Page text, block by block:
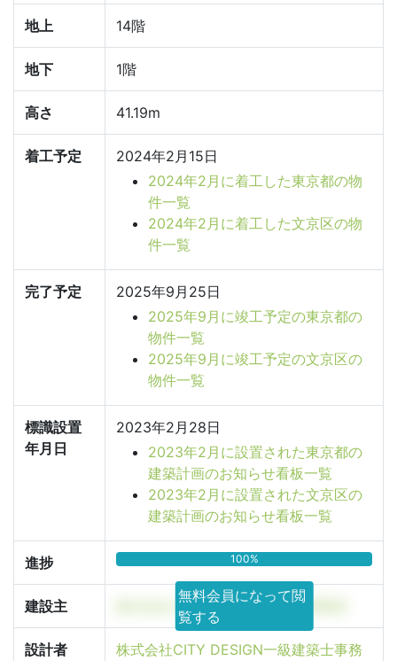
地上 14階
地下 1階
高さ 41.19m
着工予定
2024年2月15日
2024年2月に着工した東京都の物
件一覧
2024年2月に着工した文京区の物
件一覧
完了予定
2025年9月25日
2025年9月に竣工予定の東京都の
物件一覧
2025年9月に竣工予定の文京区の
物件一覧
標識設置
年月日
2023年2月28日
2023年2月に設置された東京都の
建築計画のお知らせ看板一覧
2023年2月に設置された文京区の
建築計画のお知らせ看板一覧
進捗 100%
建設主 株式会社大京 ソリューション事業部
無料会員になって閲
覧する
設計者
株式会社CITY DESIGN一級建築士事務